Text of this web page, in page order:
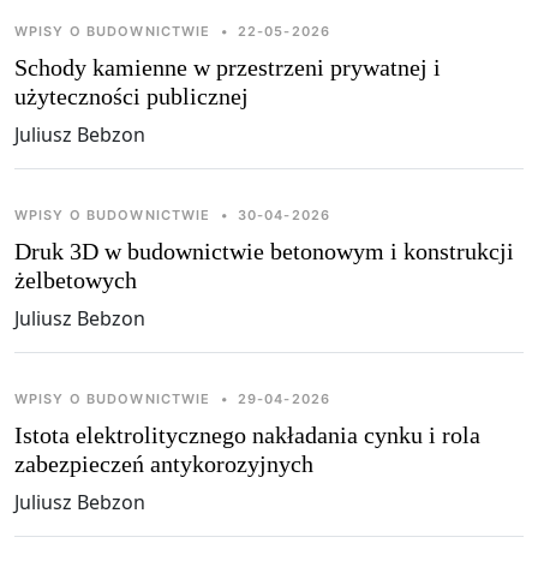
WPISY O BUDOWNICTWIE • 22-05-2026
Schody kamienne w przestrzeni prywatnej i
użyteczności publicznej
Juliusz Bebzon
WPISY O BUDOWNICTWIE • 30-04-2026
Druk 3D w budownictwie betonowym i konstrukcji
żelbetowych
Juliusz Bebzon
WPISY O BUDOWNICTWIE • 29-04-2026
Istota elektrolitycznego nakładania cynku i rola
zabezpieczeń antykorozyjnych
Juliusz Bebzon